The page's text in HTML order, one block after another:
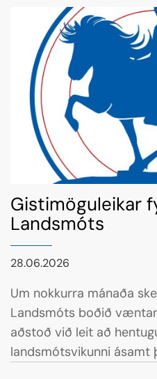
Skagafirði, þar sem
menningarsetur víðs
sínar og bjóða gesti
Gistimöguleikar
Landsmóts
28.06.2026
Um nokkurra mánaða
Landsmóts boðið
aðstoð við leit að
landsmótsvikunni ásamt